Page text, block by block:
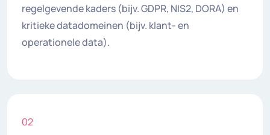
regelgevende kaders (bijv. GDPR, NIS2, DORA) en
kritieke datadomeinen (bijv. klant- en
operationele data).
02